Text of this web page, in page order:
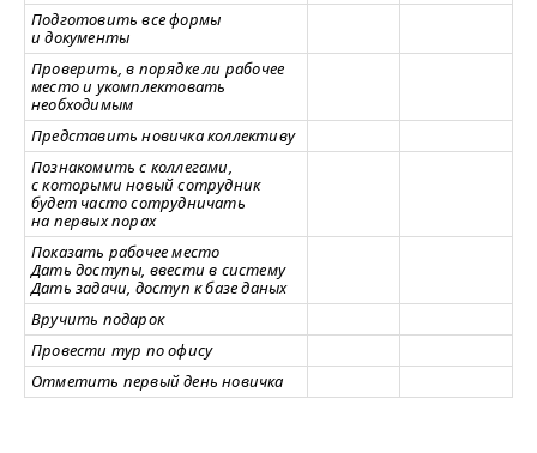
Подготовить все формы
и документы
Проверить, в порядке ли рабочее
место и укомплектовать
необходимым
Представить новичка коллективу
Познакомить с коллегами,
с которыми новый сотрудник
будет часто сотрудничать
на первых порах
Показать рабочее место
Дать доступы, ввести в систему
Дать задачи, доступ к базе даных
Вручить подарок
Провести тур по офису
Отметить первый день новичка